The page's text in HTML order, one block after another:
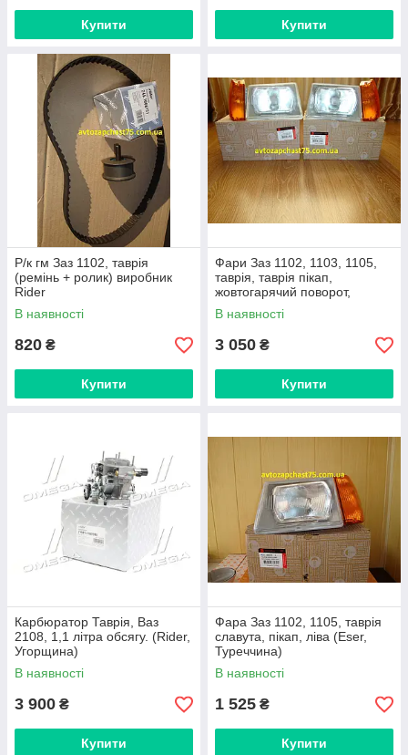
Купити Купити
Р/к гм Заз 1102, таврія
(ремінь + ролик) виробник
Rider
В наявності
820 ₴
Купити
Фари Заз 1102, 1103, 1105,
таврія, таврія пікап,
жовтогарячий поворот,
комплект 2 шт (виробник
Eser, Туреччина)
В наявності
3 050 ₴
Купити
Карбюратор Таврія, Ваз
2108, 1,1 літра обсягу. (Rider,
Угорщина)
В наявності
3 900 ₴
Купити
Фара Заз 1102, 1105, таврія
славута, пікап, ліва (Eser,
Туреччина)
В наявності
1 525 ₴
Купити